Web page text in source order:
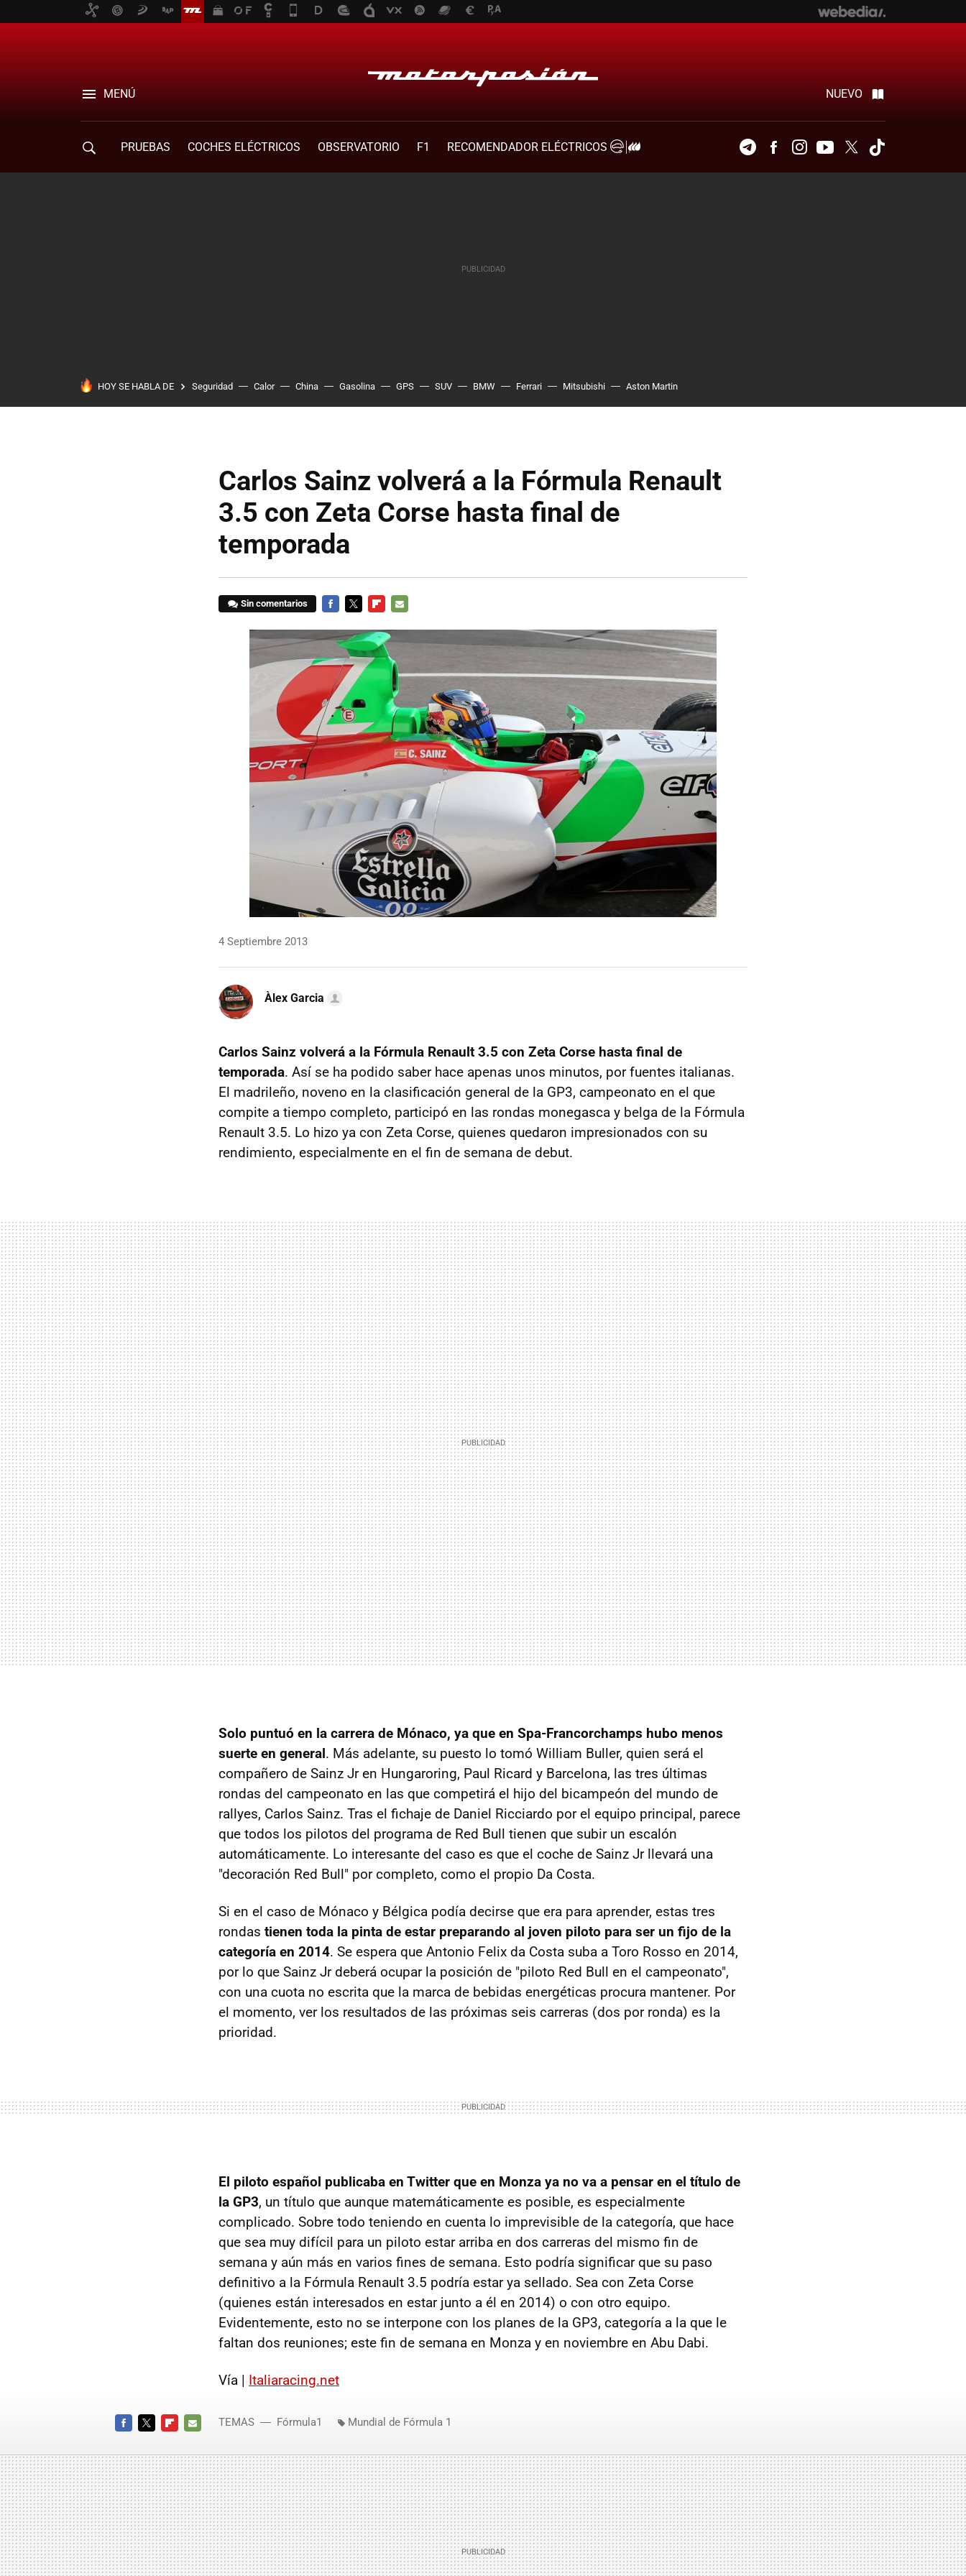
MENÚ NUEVO
PRUEBAS COCHES ELÉCTRICOS OBSERVATORIO F1
RECOMENDADOR ELÉCTRICOS
TelegramFacebookInstagramYoutubeTwitter
HOY SE HABLA DE Seguridad Calor China Gasolina GPS SUV BMW Ferrari Mitsubishi Aston Martin
Carlos Sainz volverá a la Fórmula Renault
3.5 con Zeta Corse hasta final de
temporada
Sin comentarios
MAIL
4 Septiembre 2013
Àlex Garcia
Carlos Sainz volverá a la Fórmula Renault 3.5 con Zeta Corse hasta final de
temporada. Así se ha podido saber hace apenas unos minutos, por fuentes italianas.
El madrileño, noveno en la clasificación general de la GP3, campeonato en el que
compite a tiempo completo, participó en las rondas monegasca y belga de la Fórmula
Renault 3.5. Lo hizo ya con Zeta Corse, quienes quedaron impresionados con su
rendimiento, especialmente en el fin de semana de debut.
Solo puntuó en la carrera de Mónaco, ya que en Spa-Francorchamps hubo menos
suerte en general. Más adelante, su puesto lo tomó William Buller, quien será el
compañero de Sainz Jr en Hungaroring, Paul Ricard y Barcelona, las tres últimas
rondas del campeonato en las que competirá el hijo del bicampeón del mundo de
rallyes, Carlos Sainz. Tras el fichaje de Daniel Ricciardo por el equipo principal, parece
que todos los pilotos del programa de Red Bull tienen que subir un escalón
automáticamente. Lo interesante del caso es que el coche de Sainz Jr llevará una
"decoración Red Bull" por completo, como el propio Da Costa.
Si en el caso de Mónaco y Bélgica podía decirse que era para aprender, estas tres
rondas tienen toda la pinta de estar preparando al joven piloto para ser un fijo de la
categoría en 2014. Se espera que Antonio Felix da Costa suba a Toro Rosso en 2014,
por lo que Sainz Jr deberá ocupar la posición de "piloto Red Bull en el campeonato",
con una cuota no escrita que la marca de bebidas energéticas procura mantener. Por
el momento, ver los resultados de las próximas seis carreras (dos por ronda) es la
prioridad.
El piloto español publicaba en Twitter que en Monza ya no va a pensar en el título de
la GP3, un título que aunque matemáticamente es posible, es especialmente
complicado. Sobre todo teniendo en cuenta lo imprevisible de la categoría, que hace
que sea muy difícil para un piloto estar arriba en dos carreras del mismo fin de
semana y aún más en varios fines de semana. Esto podría significar que su paso
definitivo a la Fórmula Renault 3.5 podría estar ya sellado. Sea con Zeta Corse
(quienes están interesados en estar junto a él en 2014) o con otro equipo.
Evidentemente, esto no se interpone con los planes de la GP3, categoría a la que le
faltan dos reuniones; este fin de semana en Monza y en noviembre en Abu Dabi.
Vía | Italiaracing.net
MAIL
TEMAS Fórmula1 Mundial de Fórmula 1